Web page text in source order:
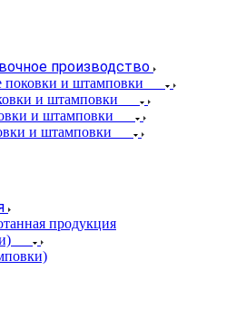
производство
и штамповки
и штамповки
и штамповки
и штамповки
продукция